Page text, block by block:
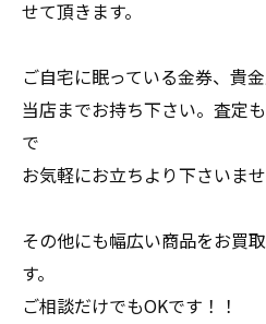
せて頂きます。
ご自宅に眠っている金券、貴
当店までお持ち下さい。査定
で
お気軽にお立ちより下さいませ
その他にも幅広い商品をお買
す。
ご相談だけでもOKです！！